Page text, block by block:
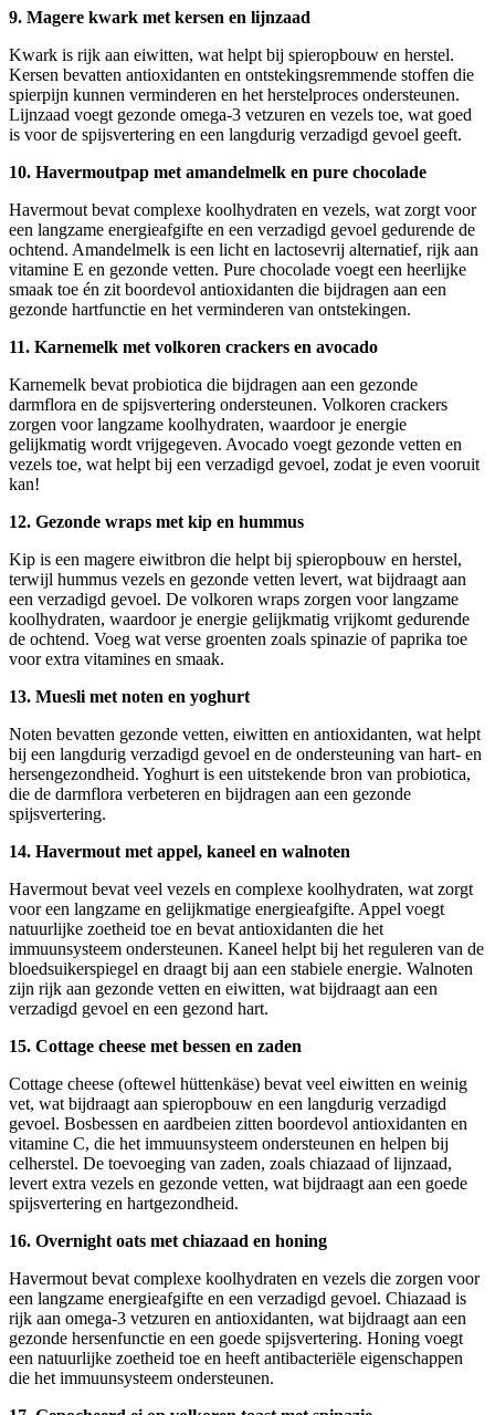
9. Magere kwark met kersen en lijnzaad
Kwark is rijk aan eiwitten, wat helpt bij spieropbouw en herstel.
Kersen bevatten antioxidanten en ontstekingsremmende stoffen die
spierpijn kunnen verminderen en het herstelproces ondersteunen.
Lijnzaad voegt gezonde omega-3 vetzuren en vezels toe, wat goed
is voor de spijsvertering en een langdurig verzadigd gevoel geeft.
10. Havermoutpap met amandelmelk en pure chocolade
Havermout bevat complexe koolhydraten en vezels, wat zorgt voor
een langzame energieafgifte en een verzadigd gevoel gedurende de
ochtend. Amandelmelk is een licht en lactosevrij alternatief, rijk aan
vitamine E en gezonde vetten. Pure chocolade voegt een heerlijke
smaak toe én zit boordevol antioxidanten die bijdragen aan een
gezonde hartfunctie en het verminderen van ontstekingen.
11. Karnemelk met volkoren crackers en avocado
Karnemelk bevat probiotica die bijdragen aan een gezonde
darmflora en de spijsvertering ondersteunen. Volkoren crackers
zorgen voor langzame koolhydraten, waardoor je energie
gelijkmatig wordt vrijgegeven. Avocado voegt gezonde vetten en
vezels toe, wat helpt bij een verzadigd gevoel, zodat je even vooruit
kan!
12. Gezonde wraps met kip en hummus
Kip is een magere eiwitbron die helpt bij spieropbouw en herstel,
terwijl hummus vezels en gezonde vetten levert, wat bijdraagt aan
een verzadigd gevoel. De volkoren wraps zorgen voor langzame
koolhydraten, waardoor je energie gelijkmatig vrijkomt gedurende
de ochtend. Voeg wat verse groenten zoals spinazie of paprika toe
voor extra vitamines en smaak.
13. Muesli met noten en yoghurt
Noten bevatten gezonde vetten, eiwitten en antioxidanten, wat helpt
bij een langdurig verzadigd gevoel en de ondersteuning van hart- en
hersengezondheid. Yoghurt is een uitstekende bron van probiotica,
die de darmflora verbeteren en bijdragen aan een gezonde
spijsvertering.
14. Havermout met appel, kaneel en walnoten
Havermout bevat veel vezels en complexe koolhydraten, wat zorgt
voor een langzame en gelijkmatige energieafgifte. Appel voegt
natuurlijke zoetheid toe en bevat antioxidanten die het
immuunsysteem ondersteunen. Kaneel helpt bij het reguleren van de
bloedsuikerspiegel en draagt bij aan een stabiele energie. Walnoten
zijn rijk aan gezonde vetten en eiwitten, wat bijdraagt aan een
verzadigd gevoel en een gezond hart.
15. Cottage cheese met bessen en zaden
Cottage cheese (oftewel hüttenkäse) bevat veel eiwitten en weinig
vet, wat bijdraagt aan spieropbouw en een langdurig verzadigd
gevoel. Bosbessen en aardbeien zitten boordevol antioxidanten en
vitamine C, die het immuunsysteem ondersteunen en helpen bij
celherstel. De toevoeging van zaden, zoals chiazaad of lijnzaad,
levert extra vezels en gezonde vetten, wat bijdraagt aan een goede
spijsvertering en hartgezondheid.
16. Overnight oats met chiazaad en honing
Havermout bevat complexe koolhydraten en vezels die zorgen voor
een langzame energieafgifte en een verzadigd gevoel. Chiazaad is
rijk aan omega-3 vetzuren en antioxidanten, wat bijdraagt aan een
gezonde hersenfunctie en een goede spijsvertering. Honing voegt
een natuurlijke zoetheid toe en heeft antibacteriële eigenschappen
die het immuunsysteem ondersteunen.